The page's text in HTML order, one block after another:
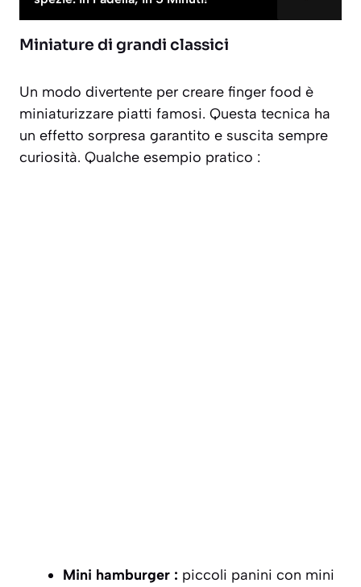
Miniature di grandi classici
Un modo divertente per creare finger food è
miniaturizzare piatti famosi. Questa tecnica ha
un effetto sorpresa garantito e suscita sempre
curiosità. Qualche esempio pratico :
Mini hamburger : piccoli panini con mini